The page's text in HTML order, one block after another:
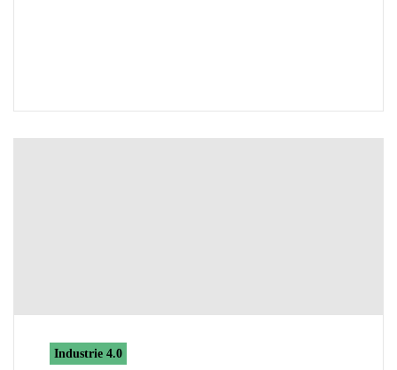
Industrie 4.0